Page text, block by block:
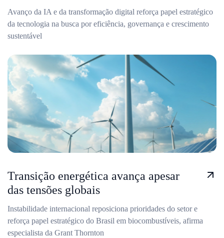
Avanço da IA e da transformação digital reforça papel estratégico
da tecnologia na busca por eficiência, governança e crescimento
sustentável
Transição energética avança apesar
das tensões globais
Instabilidade internacional reposiciona prioridades do setor e
reforça papel estratégico do Brasil em biocombustíveis, afirma
especialista da Grant Thornton